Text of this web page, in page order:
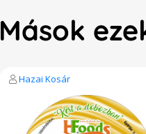
Mások
Hazai Kosár